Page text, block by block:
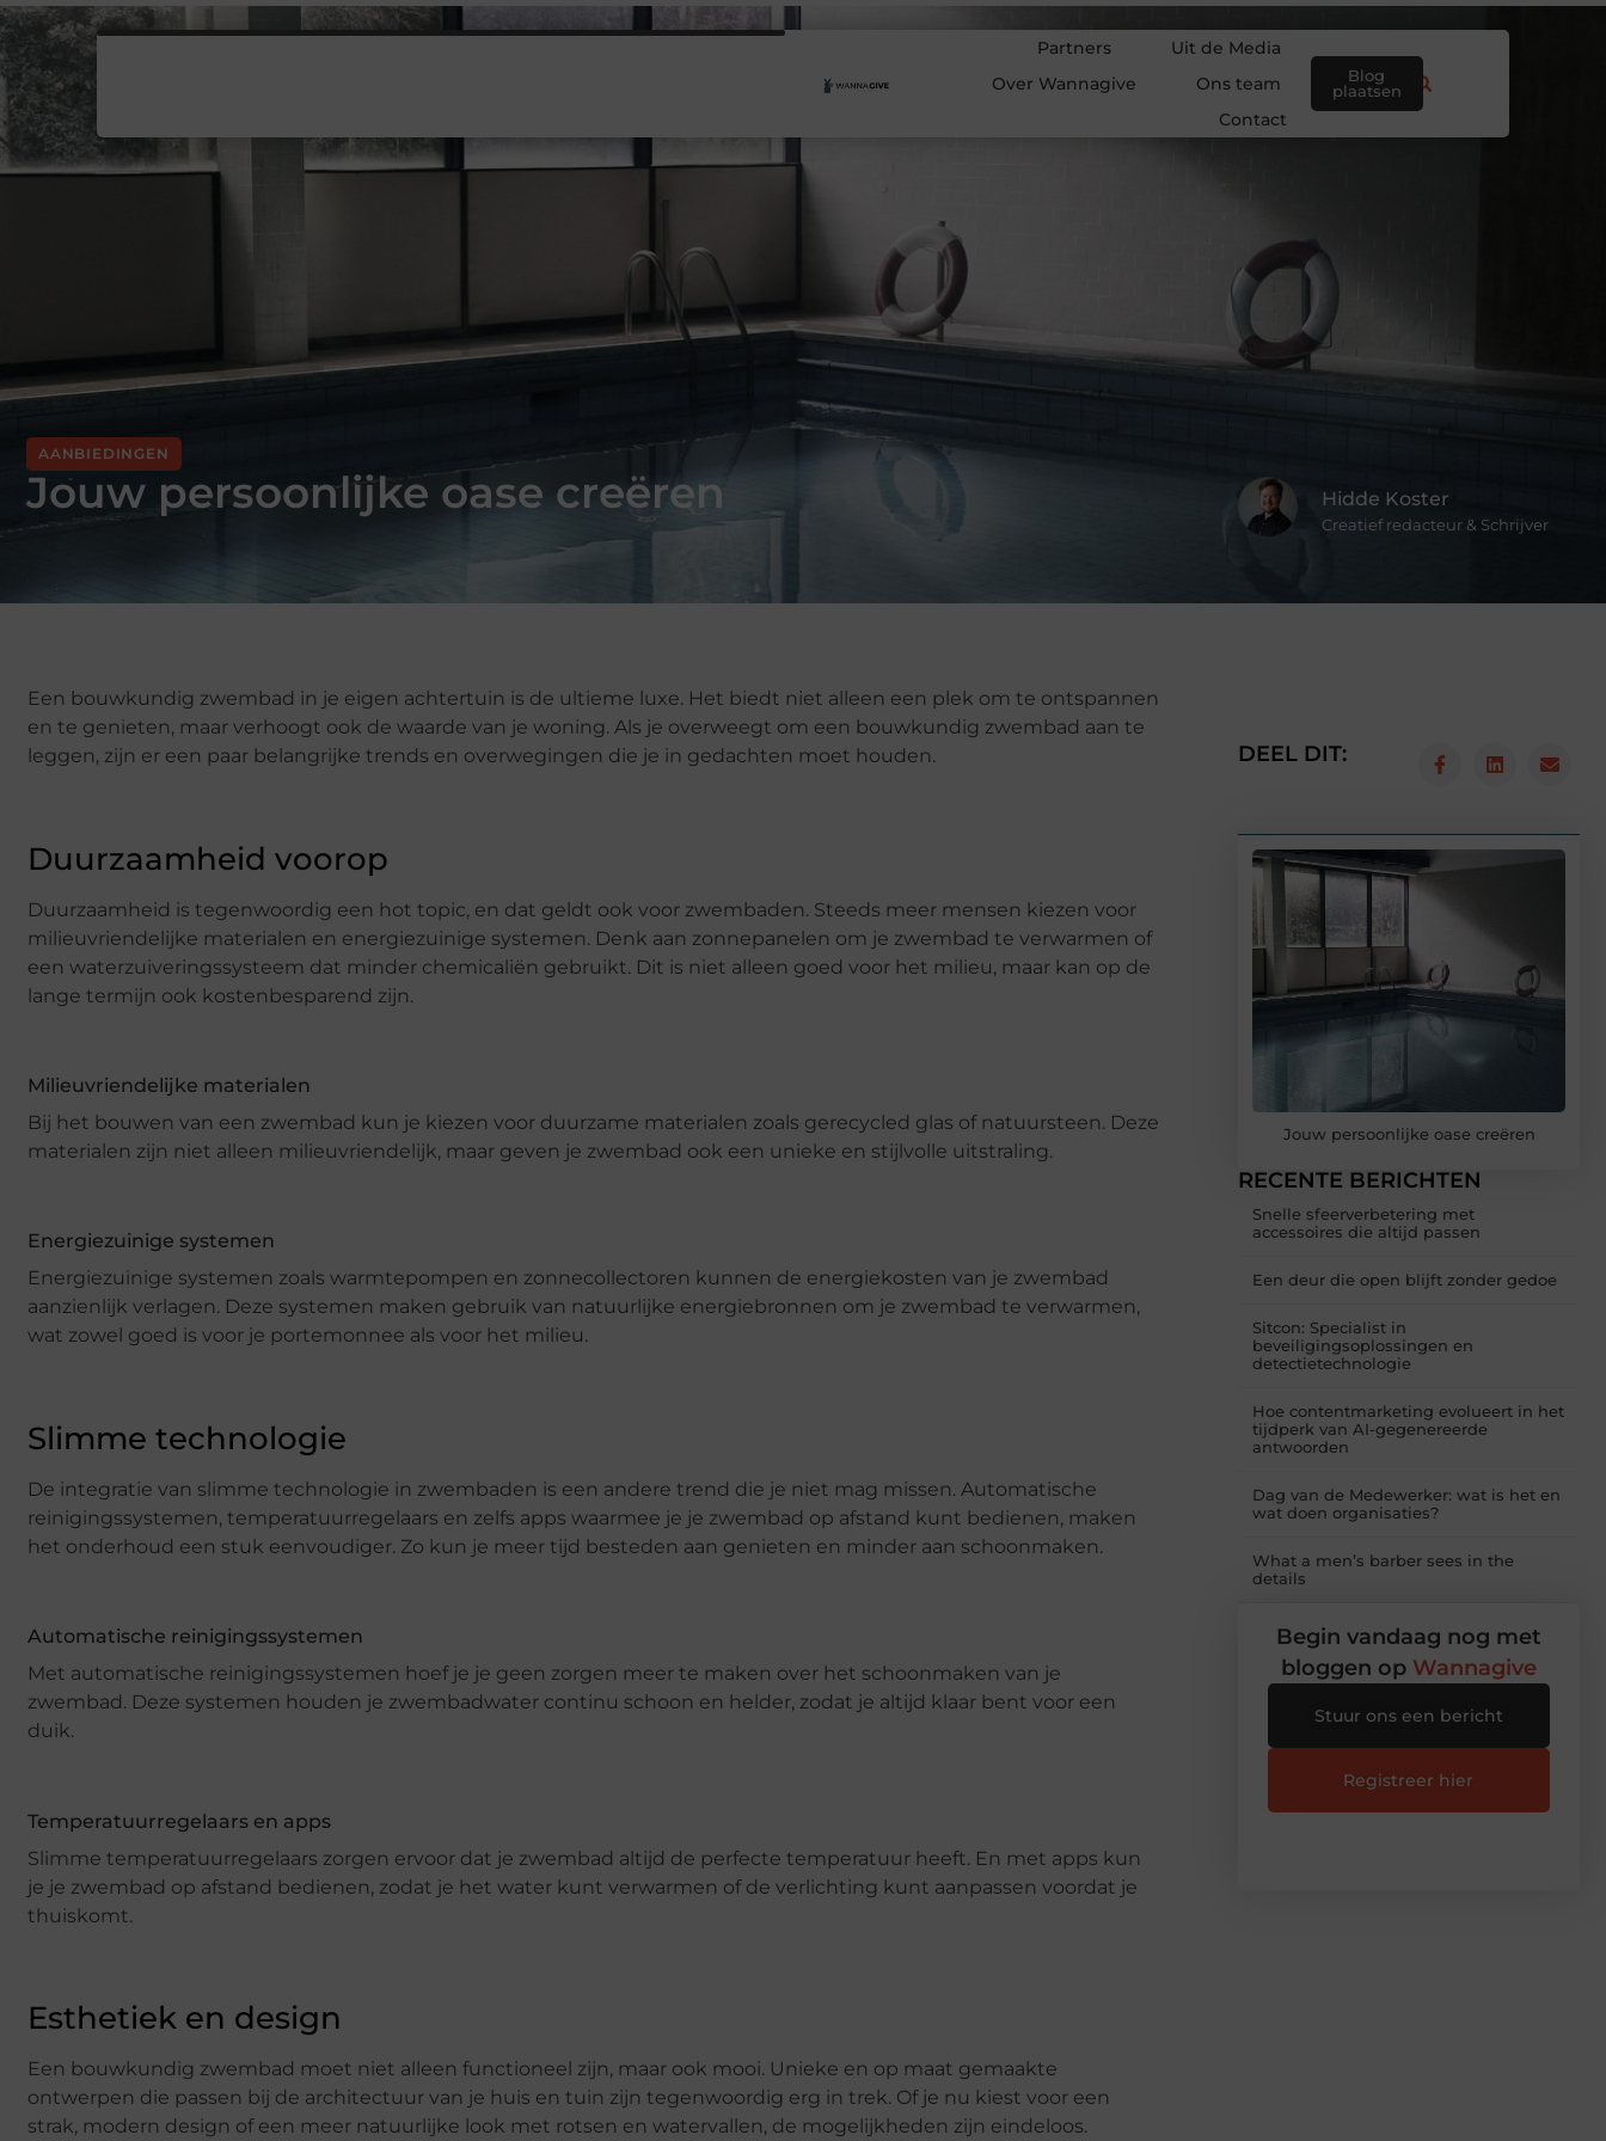
Partners
Uit de Media
Over Wannagive
Ons team
Contact
Blog
plaatsen
AANBIEDINGEN
Jouw persoonlijke oase creëren Hidde Koster
Creatief redacteur & Schrijver
Een bouwkundig zwembad in je eigen achtertuin is de ultieme luxe. Het biedt niet alleen een plek om te ontspannen
en te genieten, maar verhoogt ook de waarde van je woning. Als je overweegt om een bouwkundig zwembad aan te
leggen, zijn er een paar belangrijke trends en overwegingen die je in gedachten moet houden.
Duurzaamheid voorop
Duurzaamheid is tegenwoordig een hot topic, en dat geldt ook voor zwembaden. Steeds meer mensen kiezen voor
milieuvriendelijke materialen en energiezuinige systemen. Denk aan zonnepanelen om je zwembad te verwarmen of
een waterzuiveringssysteem dat minder chemicaliën gebruikt. Dit is niet alleen goed voor het milieu, maar kan op de
lange termijn ook kostenbesparend zijn.
Milieuvriendelijke materialen
Bij het bouwen van een zwembad kun je kiezen voor duurzame materialen zoals gerecycled glas of natuursteen. Deze
materialen zijn niet alleen milieuvriendelijk, maar geven je zwembad ook een unieke en stijlvolle uitstraling.
Energiezuinige systemen
Energiezuinige systemen zoals warmtepompen en zonnecollectoren kunnen de energiekosten van je zwembad
aanzienlijk verlagen. Deze systemen maken gebruik van natuurlijke energiebronnen om je zwembad te verwarmen,
wat zowel goed is voor je portemonnee als voor het milieu.
Slimme technologie
De integratie van slimme technologie in zwembaden is een andere trend die je niet mag missen. Automatische
reinigingssystemen, temperatuurregelaars en zelfs apps waarmee je je zwembad op afstand kunt bedienen, maken
het onderhoud een stuk eenvoudiger. Zo kun je meer tijd besteden aan genieten en minder aan schoonmaken.
Automatische reinigingssystemen
Met automatische reinigingssystemen hoef je je geen zorgen meer te maken over het schoonmaken van je
zwembad. Deze systemen houden je zwembadwater continu schoon en helder, zodat je altijd klaar bent voor een
duik.
Temperatuurregelaars en apps
Slimme temperatuurregelaars zorgen ervoor dat je zwembad altijd de perfecte temperatuur heeft. En met apps kun
je je zwembad op afstand bedienen, zodat je het water kunt verwarmen of de verlichting kunt aanpassen voordat je
thuiskomt.
Esthetiek en design
Een bouwkundig zwembad moet niet alleen functioneel zijn, maar ook mooi. Unieke en op maat gemaakte
ontwerpen die passen bij de architectuur van je huis en tuin zijn tegenwoordig erg in trek. Of je nu kiest voor een
strak, modern design of een meer natuurlijke look met rotsen en watervallen, de mogelijkheden zijn eindeloos.
DEEL DIT:
Jouw persoonlijke oase creëren
RECENTE BERICHTEN
Snelle sfeerverbetering met
accessoires die altijd passen
Een deur die open blijft zonder gedoe
Sitcon: Specialist in
beveiligingsoplossingen en
detectietechnologie
Hoe contentmarketing evolueert in het
tijdperk van AI-gegenereerde
antwoorden
Dag van de Medewerker: wat is het en
wat doen organisaties?
What a men’s barber sees in the
details
Begin vandaag nog met
bloggen op Wannagive
Stuur ons een bericht
Registreer hier